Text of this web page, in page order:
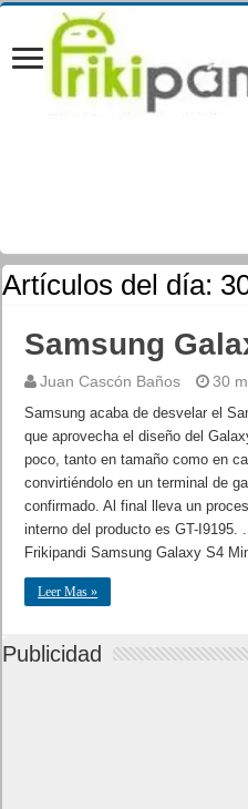
Artículos del día:
Samsung
Juan Cascón Baños 30
Samsung acaba de desvelar el
que aprovecha el diseño del
poco, tanto en tamaño como en
convirtiéndolo en un terminal de
confirmado. Al final lleva un
interno del producto es GT-I9195.
Frikipandi Samsung Galaxy S4
Leer Mas »
Publicidad